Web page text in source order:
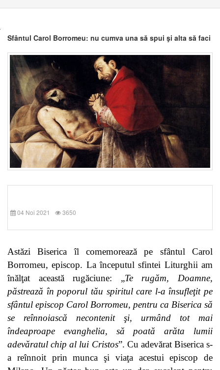
Sfântul Carol Borromeu: nu cumva una să spui şi alta să faci
04 Noi 2021 3650
Astăzi Biserica îl comemorează pe sfântul Carol
Borromeu, episcop. La începutul sfintei Liturghii am
înălţat această rugăciune: „Te rugăm, Doamne,
păstrează în poporul tău spiritul care l-a însufleţit pe
sfântul episcop Carol Borromeu, pentru ca Biserica să
se reînnoiască necontenit şi, urmând tot mai
îndeaproape evanghelia, să poată arăta lumii
adevăratul chip al lui Cristos”. Cu adevărat Biserica s-
a reînnoit prin munca şi viaţa acestui episcop de